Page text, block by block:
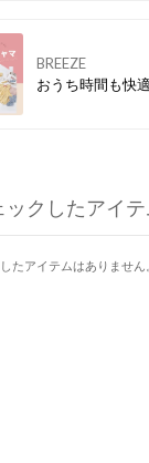
BREEZE
おうち時間も快
ックしたアイテ
たアイテムはありません